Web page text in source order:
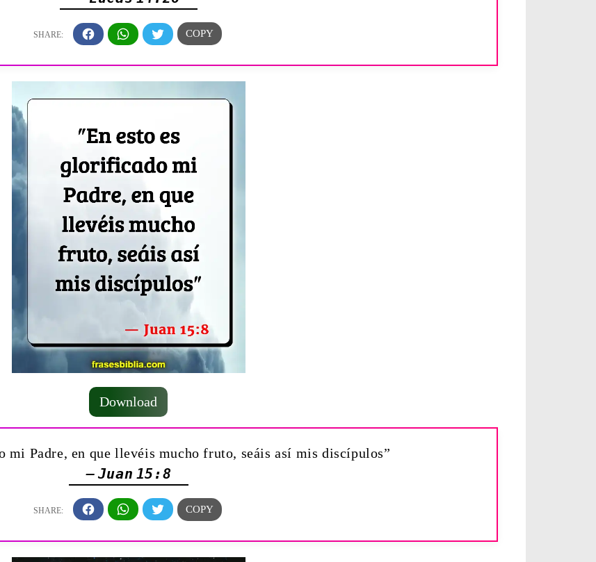
Download
mi Padre, en que llevéis mucho fruto, seáis así mis discípulos”
— Juan 15:8